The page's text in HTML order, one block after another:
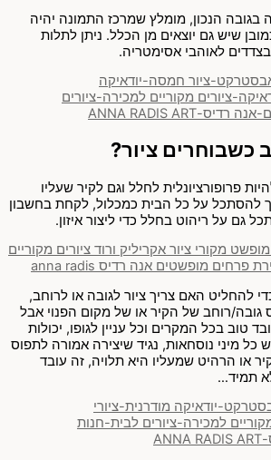
בגובה הנכון, מומלץ שמרכז התמונה יהיה
שיש גם יוצאים מן הכלל. ניתן לתלות
לאוהבי אסימטריה.
כשבוחרים ציור?
פרופורציונלית לחלל וגם לקיר שעליו
להסתכל על כל הבית כמכלול, לקחת בחשבון
גם על ריהוט בחלל כדי ליצור איזון.
להחליט האם צריך ציור לגובה או לרוחב,
רוחב של הקיר או של מקום הפנוי אבל
טוב בכל המקרים וכל עניין לגופו, יכולות
כל מיני נוסחאות, נגיד שיצירה אמורה לתפוס
הקיר או הרהיט שמעליו היא תלויה, זה עובד
תמיד…